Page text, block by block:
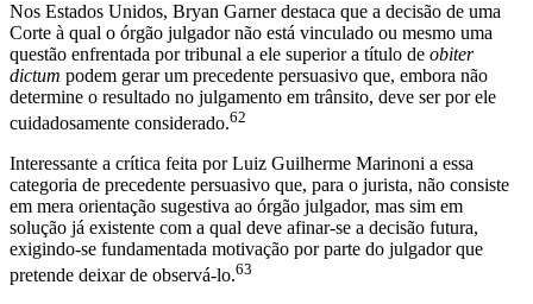
Nos Estados Unidos, Bryan Garner destaca que a decisão de uma
Corte à qual o órgão julgador não está vinculado ou mesmo uma
questão enfrentada por tribunal a ele superior a título de obiter
dictum podem gerar um precedente persuasivo que, embora não
determine o resultado no julgamento em trânsito, deve ser por ele
cuidadosamente considerado.62
Interessante a crítica feita por Luiz Guilherme Marinoni a essa
categoria de precedente persuasivo que, para o jurista, não consiste
em mera orientação sugestiva ao órgão julgador, mas sim em
solução já existente com a qual deve afinar-se a decisão futura,
exigindo-se fundamentada motivação por parte do julgador que
pretende deixar de observá-lo.63